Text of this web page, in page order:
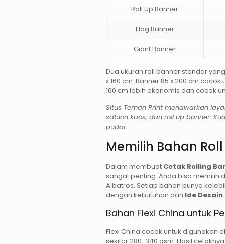
Roll Up Banner
Flag Banner
Giant Banner
Dua ukuran roll banner standar
x 160 cm. Banner 85 x 200 cm
160 cm lebih ekonomis dan cocok
Situs Teman Print menawarkan
sablon kaos, dan roll up banner.
pudar.
Memilih Bahan
Dalam membuat Cetak Rolling
sangat penting. Anda bisa memilih
Albatros. Setiap bahan punya
dengan kebutuhan dan Ide Desain
Bahan Flexi China untuk
Flexi China cocok untuk digunakan
sekitar 280-340 gsm. Hasil